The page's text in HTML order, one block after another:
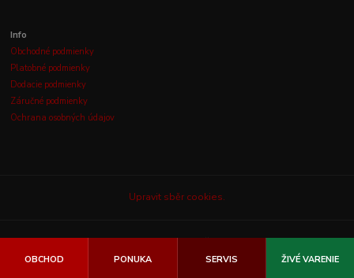
Info
Obchodné podmienky
Platobné podmienky
Dodacie podmienky
Záručné podmienky
Ochrana osobných údajov
OBCHOD PONUKA SERVIS ŽIVÉ VARENIE
Upravit sběr cookies.
© 2003-2026GASTROLUX, s.r.o.Všetky práva vyhradené.